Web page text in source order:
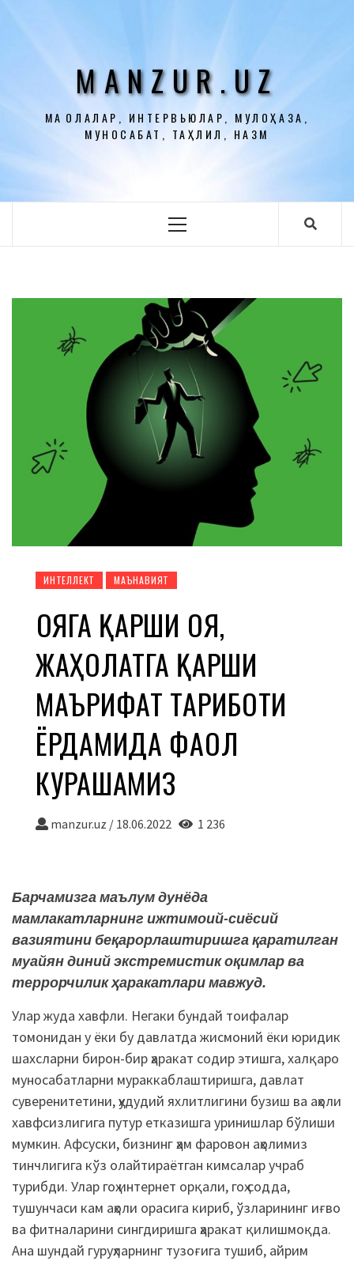
MANZUR.UZ
МАҚОЛАЛАР, ИНТЕРВЬЮЛАР, МУЛОҲАЗА,
МУНОСАБАТ, ТАҲЛИЛ, НАЗМ
меню
ИНТЕЛЛЕКТ МАЪНАВИЯТ
ҒОЯГА ҚАРШИ ҒОЯ,
ЖАҲОЛАТГА ҚАРШИ
МАЪРИФАТ ТАРҒИБОТИ
ЁРДАМИДА ФАОЛ
КУРАШАМИЗ
manzur.uz / 18.06.2022 1 236
Барчамизга маълум дунёда
мамлакатларнинг ижтимоий-сиёсий
вазиятини беқарорлаштиришга қаратилган
муайян диний экстремистик оқимлар ва
террорчилик ҳаракатлари мавжуд.
Улар жуда хавфли. Негаки бундай тоифалар
томонидан у ёки бу давлатда жисмоний ёки юридик
шахсларни бирон-бир ҳаракат содир этишга, халқаро
муносабатларни мураккаблаштиришга, давлат
суверенитетини, ҳудудий яхлитлигини бузиш ва аҳоли
хавфсизлигига путур етказишга уринишлар бўлиши
мумкин. Афсуски, бизнинг ҳам фаровон аҳолимиз
тинчлигига кўз олайтираётган кимсалар учраб
турибди. Улар гоҳ интернет орқали, гоҳ содда,
тушунчаси кам аҳоли орасига кириб, ўзларининг иғво
ва фитналарини сингдиришга ҳаракат қилишмоқда.
Ана шундай гуруҳларнинг тузоғига тушиб, айрим